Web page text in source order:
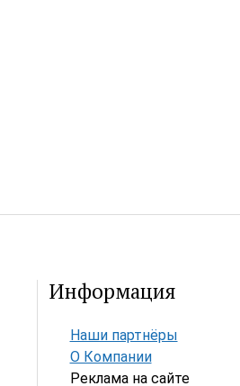
Информация
Наши партнёры
О Компании
Реклама на сайте